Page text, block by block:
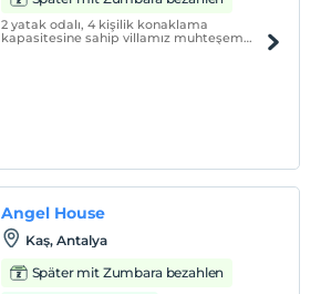
2 yatak odalı, 4 kişilik konaklama
kapasitesine sahip villamız muhteşem
Angel House
Kaş, Antalya
Später mit Zumbara bezahlen